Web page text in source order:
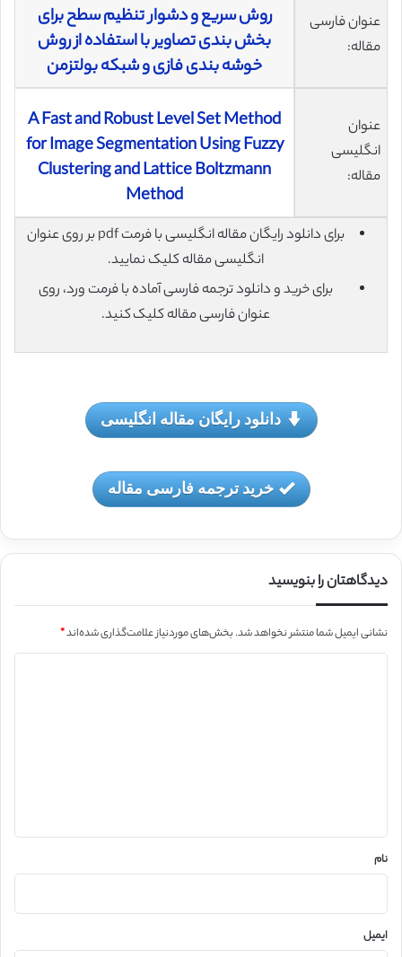
عنوان فارسی
مقاله:
روش سریع و دشوار تنظیم سطح برای
بخش ‌بندی تصاویر با استفاده از روش
خوشه‌ بندی فازی و شبکه بولتزمن
عنوان
انگلیسی
مقاله:
A Fast and Robust Level Set Method
for Image Segmentation Using Fuzzy
Clustering and Lattice Boltzmann
Method
برای دانلود رایگان مقاله انگلیسی با فرمت pdf بر روی عنوان
انگلیسی مقاله کلیک نمایید.
برای خرید و دانلود ترجمه فارسی آماده با فرمت ورد، روی
عنوان فارسی مقاله کلیک کنید.
دانلود رایگان مقاله انگلیسی
خرید ترجمه فارسی مقاله
دیدگاهتان را بنویسید
نشانی ایمیل شما منتشر نخواهد شد.بخش‌های موردنیاز علامت‌گذاری شده‌اند*
نام
ایمیل